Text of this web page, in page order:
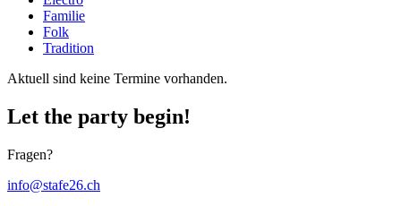
Familie
Folk
Tradition
Aktuell sind keine Termine vorhanden.
Let the party begin!
Fragen?
info@stafe26.ch